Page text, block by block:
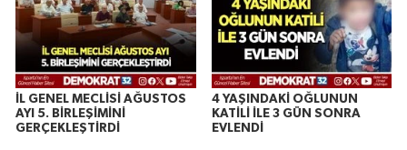
İL GENEL MECLİSİ AĞUSTOS
AYI 5. BİRLEŞİMİNİ
GERÇEKLEŞTİRDİ
4 YAŞINDAKİ OĞLUNUN
KATİLİ İLE 3 GÜN SONRA
EVLENDİ